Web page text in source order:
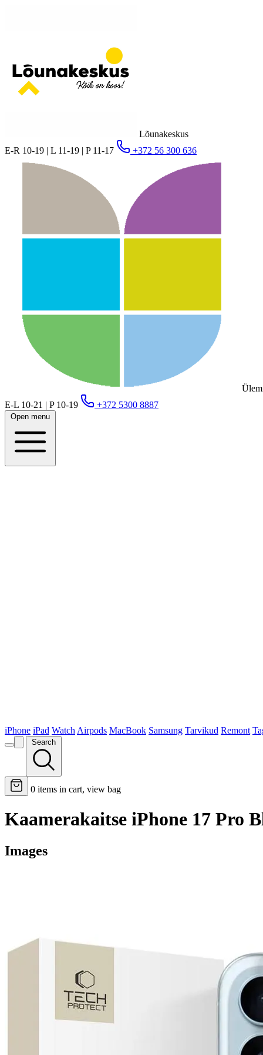
Lõunakeskus
E-R 10-19 | L 11-19 | P 11-17
+372 56 300 636
E-L 10-21 | P 10-19
+372 5300 8887
Open menu
iPhone iPad Watch Airpods MacBook Samsung Tarvikud Remont
Search
0 items in cart, view bag
Kaamerakaitse iPhone 17 Pro
Images